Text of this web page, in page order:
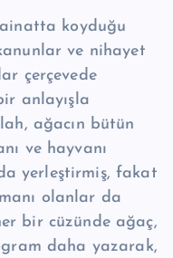
koyduğu
ve nihayet
çerçevede
anlayışla
ağacın bütün
ve hayvanı
yerleştirmiş, fakat
olanlar da
bir cüzünde ağaç,
daha yazarak,